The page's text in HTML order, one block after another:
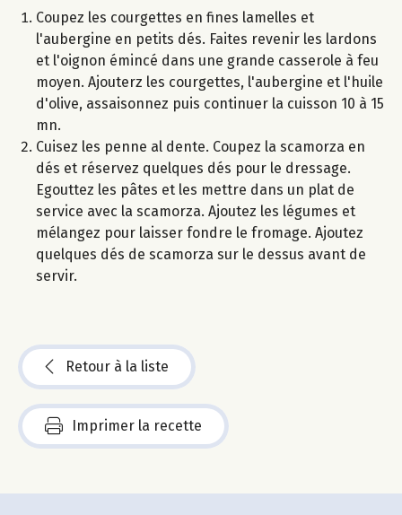
Coupez les courgettes en fines lamelles et
l'aubergine en petits dés. Faites revenir les lardons
et l'oignon émincé dans une grande casserole à feu
moyen. Ajouterz les courgettes, l'aubergine et l'huile
d'olive, assaisonnez puis continuer la cuisson 10 à 15
mn.
Cuisez les penne al dente. Coupez la scamorza en
dés et réservez quelques dés pour le dressage.
Egouttez les pâtes et les mettre dans un plat de
service avec la scamorza. Ajoutez les légumes et
mélangez pour laisser fondre le fromage. Ajoutez
quelques dés de scamorza sur le dessus avant de
servir.
Retour à la liste
Imprimer la recette